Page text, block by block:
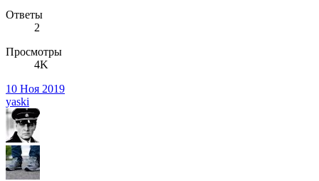
Ответы
2
Просмотры
4K
10 Ноя 2019
yaski